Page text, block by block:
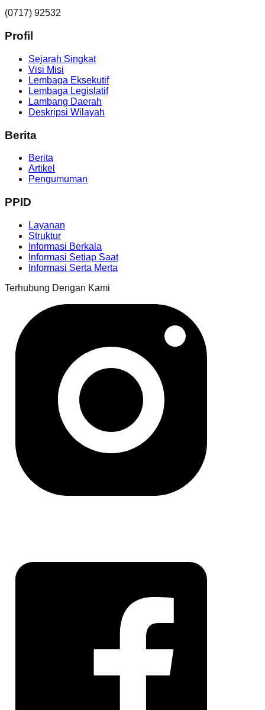
(0717) 92532
Profil
Sejarah Singkat
Visi Misi
Lembaga Eksekutif
Lembaga Legislatif
Lambang Daerah
Deskripsi Wilayah
Berita
Berita
Artikel
Pengumuman
PPID
Layanan
Struktur
Informasi Berkala
Informasi Setiap Saat
Informasi Serta Merta
Terhubung Dengan Kami